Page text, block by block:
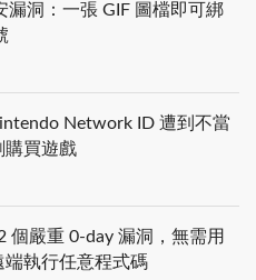
漏洞：一張 GIF 圖檔即可綁
Network ID 遭到不當
購買遊戲
個嚴重 0-day 漏洞，無需用
端執行任意程式碼